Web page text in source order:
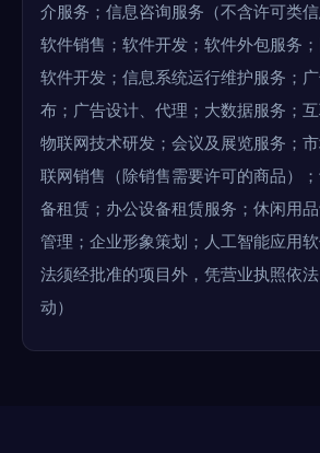
介服务；信息咨询服务（不含许可类
软件销售；软件开发；软件外包服务
软件开发；信息系统运行维护服务；
布；广告设计、代理；大数据服务；
物联网技术研发；会议及展览服务；
联网销售（除销售需要许可的商品）
备租赁；办公设备租赁服务；休闲用
管理；企业形象策划；人工智能应用
法须经批准的项目外，凭营业执照依
动）